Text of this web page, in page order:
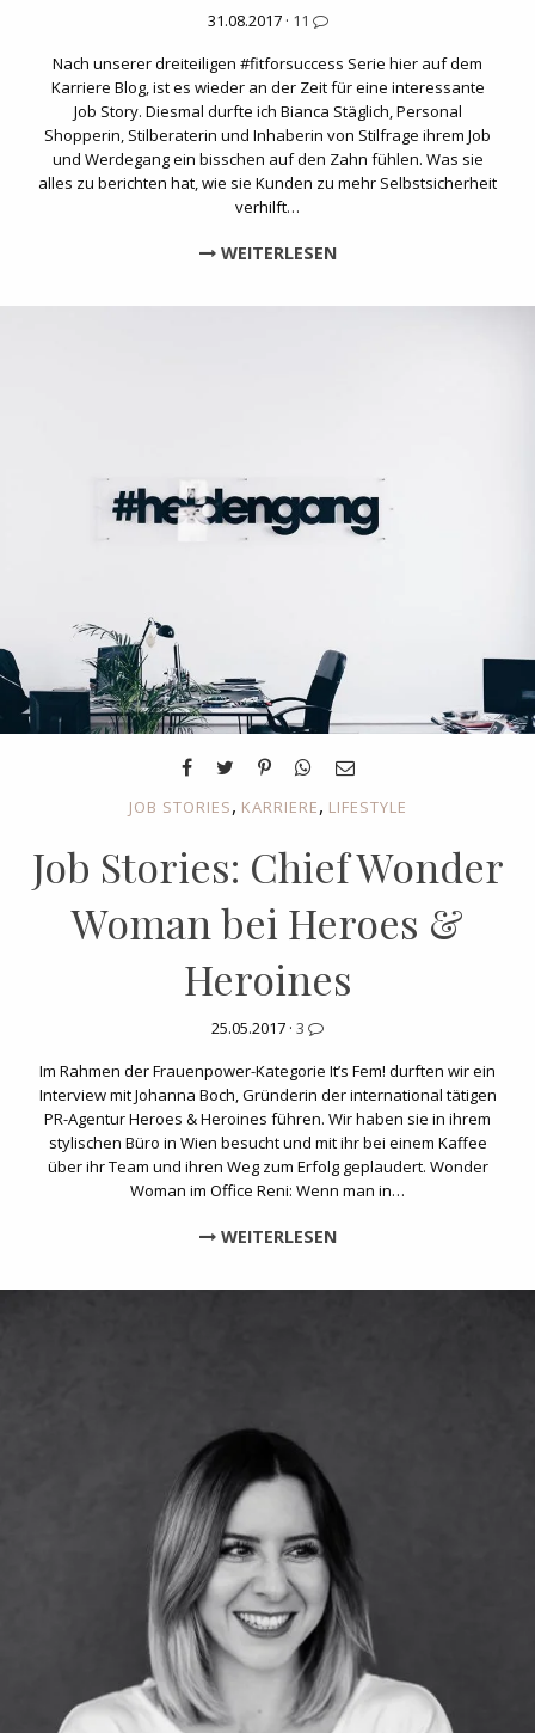
31.08.2017 · 11
Nach unserer dreiteiligen #fitforsuccess Serie hier auf dem
Karriere Blog, ist es wieder an der Zeit für eine interessante
Job Story. Diesmal durfte ich Bianca Stäglich, Personal
Shopperin, Stilberaterin und Inhaberin von Stilfrage ihrem Job
und Werdegang ein bisschen auf den Zahn fühlen. Was sie
alles zu berichten hat, wie sie Kunden zu mehr Selbstsicherheit
verhilft…
WEITERLESEN
JOB STORIES, KARRIERE, LIFESTYLE
Job Stories: Chief Wonder
Woman bei Heroes &
Heroines
25.05.2017 · 3
Im Rahmen der Frauenpower-Kategorie It’s Fem! durften wir ein
Interview mit Johanna Boch, Gründerin der international tätigen
PR-Agentur Heroes & Heroines führen. Wir haben sie in ihrem
stylischen Büro in Wien besucht und mit ihr bei einem Kaffee
über ihr Team und ihren Weg zum Erfolg geplaudert. Wonder
Woman im Office Reni: Wenn man in…
WEITERLESEN